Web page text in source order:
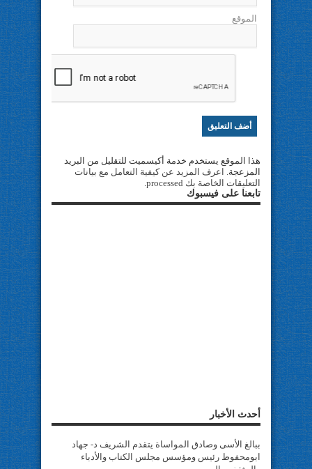
الموقع
هذا الموقع يستخدم خدمة أكيسميت للتقليل من البريد
المزعجة. اعرف المزيد عن كيفية التعامل مع بيانات
التعليقات الخاصة بك processed
.
تابعنا على فيسبوك
أحدث الأخبار
ببالغ الأسى وصادق المواساة يتقدم الشريف د- جهاد
ابومحفوظ رئيس ومؤسس مجلس الكتاب والأدباء